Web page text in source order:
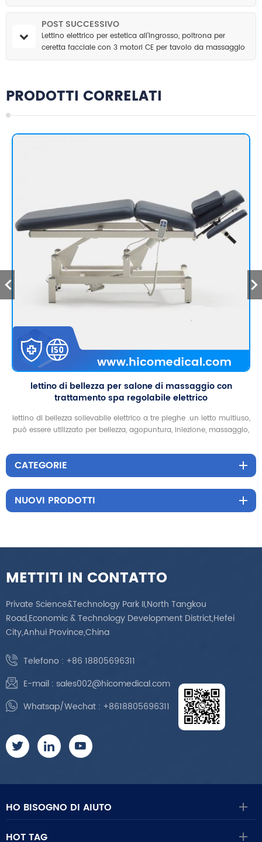
POST SUCCESSIVO
Lettino elettrico per estetica all'ingrosso, poltrona per
ceretta facciale con 3 motori CE per tavolo da massaggio
per spa, saloni, hotel, camere da letto
PRODOTTI CORRELATI
lettino di bellezza per salone di massaggio con
trattamento spa regolabile elettrico
lettino di bellezza sollevabile elettrico a tre pieghe .un letto multiuso,
può essere utilizzato per bellezza, agopuntura, iniezione, massaggio,
CATEGORIE
NUOVI PRODOTTI
METTITI IN CONTATTO
Private Science&Technology Park II,North Tangkou
Road,Economic & Technology Development District,Hefei
City,Anhui Province,China
Telefono : +86 18805696311
E-mail : sales002@hicomedical.com
Whatsap/Wechat : +8618805696311
HO BISOGNO DI AIUTO
HOT TAG